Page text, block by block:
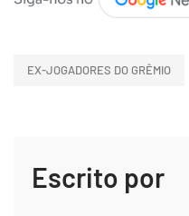
EX-JOGADORES DO GRÊMIO
Escrito por